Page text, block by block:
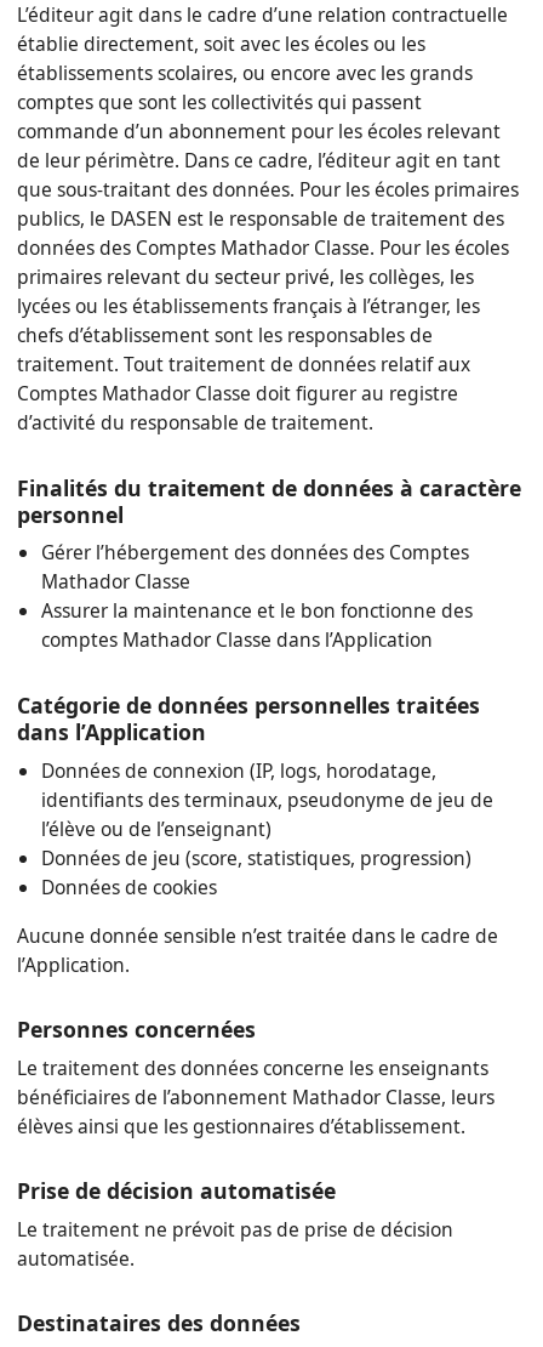
L’éditeur agit dans le cadre d’une relation contractuelle
établie directement, soit avec les écoles ou les
établissements scolaires, ou encore avec les grands
comptes que sont les collectivités qui passent
commande d’un abonnement pour les écoles relevant
de leur périmètre. Dans ce cadre, l’éditeur agit en tant
que sous-traitant des données. Pour les écoles primaires
publics, le DASEN est le responsable de traitement des
données des Comptes Mathador Classe. Pour les écoles
primaires relevant du secteur privé, les collèges, les
lycées ou les établissements français à l’étranger, les
chefs d’établissement sont les responsables de
traitement. Tout traitement de données relatif aux
Comptes Mathador Classe doit figurer au registre
d’activité du responsable de traitement.
Finalités du traitement de données à caractère
personnel
Gérer l’hébergement des données des Comptes
Mathador Classe
Assurer la maintenance et le bon fonctionne des
comptes Mathador Classe dans l’Application
Catégorie de données personnelles traitées
dans l’Application
Données de connexion (IP, logs, horodatage,
identifiants des terminaux, pseudonyme de jeu de
l’élève ou de l’enseignant)
Données de jeu (score, statistiques, progression)
Données de cookies
Aucune donnée sensible n’est traitée dans le cadre de
l’Application.
Personnes concernées
Le traitement des données concerne les enseignants
bénéficiaires de l’abonnement Mathador Classe, leurs
élèves ainsi que les gestionnaires d’établissement.
Prise de décision automatisée
Le traitement ne prévoit pas de prise de décision
automatisée.
Destinataires des données